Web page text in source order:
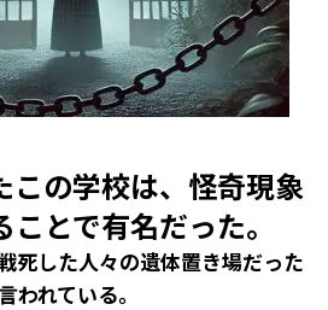
この学校は、怪奇現象
とで有名だった。
死した人々の遺体置き場だった
われている。